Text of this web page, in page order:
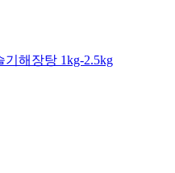
해장탕 1kg-2.5kg